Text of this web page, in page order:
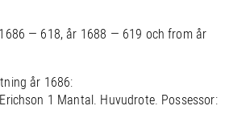
— 618, år 1688 — 619 och from år
år 1686:
1 Mantal. Huvudrote. Possessor: